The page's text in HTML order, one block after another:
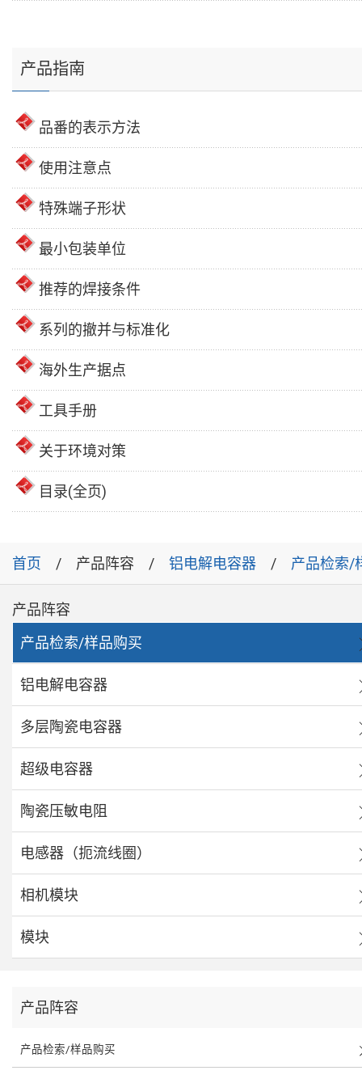
产品指南
品番的表示方法
使用注意点
特殊端子形状
最小包装单位
推荐的焊接条件
系列的撤并与标准化
海外生产据点
工具手册
关于环境对策
目录(全页)
首页 产品阵容 铝电解电容器 产品检索/
产品阵容
产品检索/样品购买
铝电解电容器
多层陶瓷电容器
超级电容器
陶瓷压敏电阻
电感器（扼流线圈）
相机模块
模块
产品阵容
产品检索/样品购买